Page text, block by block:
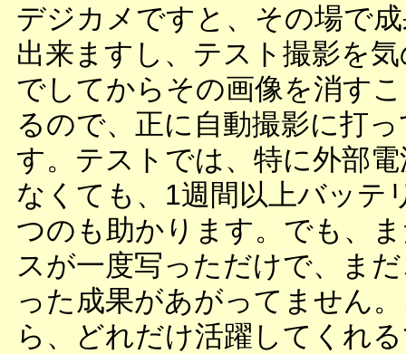
デジカメですと、その場で
出来ますし、テスト撮影を
でしてからその画像を消す
るので、正に自動撮影に打
す。テストでは、特に外部
なくても、1週間以上バッテ
つのも助かります。でも、
スが一度写っただけで、ま
った成果があがってません
ら、どれだけ活躍してくれ